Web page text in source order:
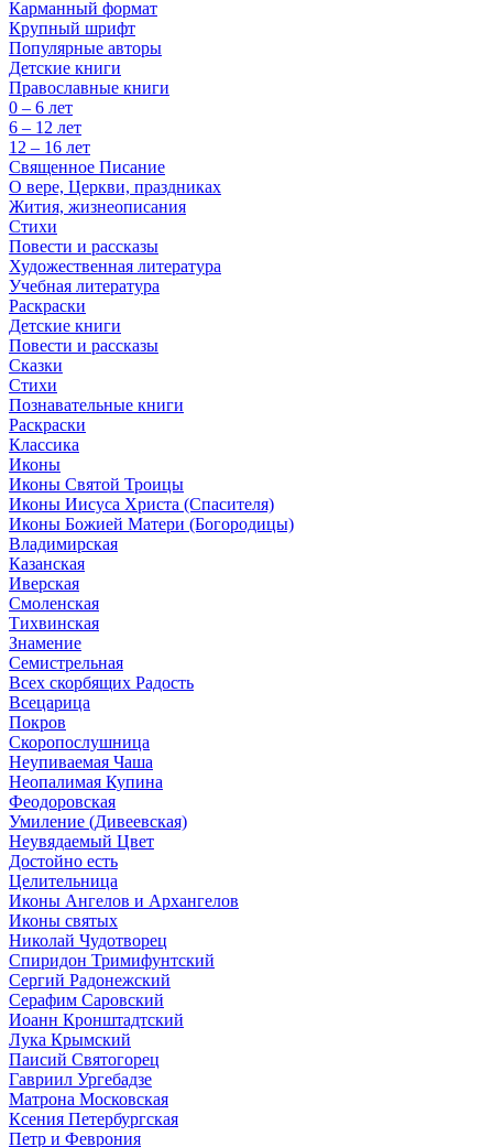
Карманный формат
Крупный шрифт
Популярные авторы
Детские книги
Православные книги
0 – 6 лет
6 – 12 лет
12 – 16 лет
Священное Писание
О вере, Церкви, праздниках
Жития, жизнеописания
Стихи
Повести и рассказы
Художественная литература
Учебная литература
Раскраски
Детские книги
Повести и рассказы
Сказки
Стихи
Познавательные книги
Раскраски
Классика
Иконы
Иконы Святой Троицы
Иконы Иисуса Христа (Спасителя)
Иконы Божией Матери (Богородицы)
Владимирская
Казанская
Иверская
Смоленская
Тихвинская
Знамение
Семистрельная
Всех скорбящих Радость
Всецарица
Покров
Скоропослушница
Неупиваемая Чаша
Неопалимая Купина
Феодоровская
Умиление (Дивеевская)
Неувядаемый Цвет
Достойно есть
Целительница
Иконы Ангелов и Архангелов
Иконы святых
Николай Чудотворец
Спиридон Тримифунтский
Сергий Радонежский
Серафим Саровский
Иоанн Кронштадтский
Лука Крымский
Паисий Святогорец
Гавриил Ургебадзе
Матрона Московская
Ксения Петербургская
Петр и Феврония